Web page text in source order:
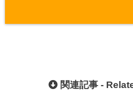
関連記事 -